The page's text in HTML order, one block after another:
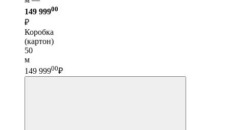
149 99900
₽
Коробка
(картон)
50
м
149 99900₽